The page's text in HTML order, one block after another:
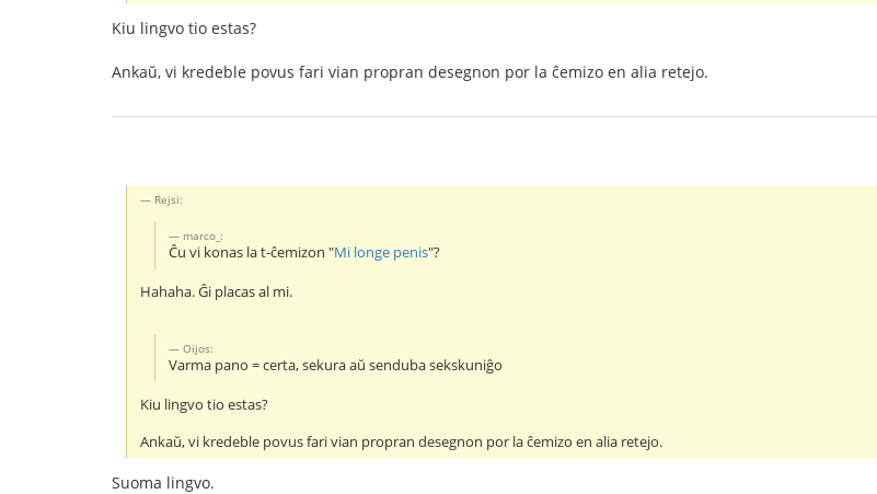
Kiu lingvo tio estas?
Ankaŭ, vi kredeble povus fari vian propran desegnon por la ĉemizo en alia retejo.
Rejsi:
marco_:
Ĉu vi konas la t-ĉemizon "Mi longe penis"?
Hahaha. Ĝi placas al mi.
Oijos:
Varma pano = certa, sekura aŭ senduba sekskuniĝo
Kiu lingvo tio estas?
Ankaŭ, vi kredeble povus fari vian propran desegnon por la ĉemizo en alia retejo.
Suoma lingvo.